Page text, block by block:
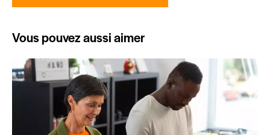
Vous pouvez aussi aimer